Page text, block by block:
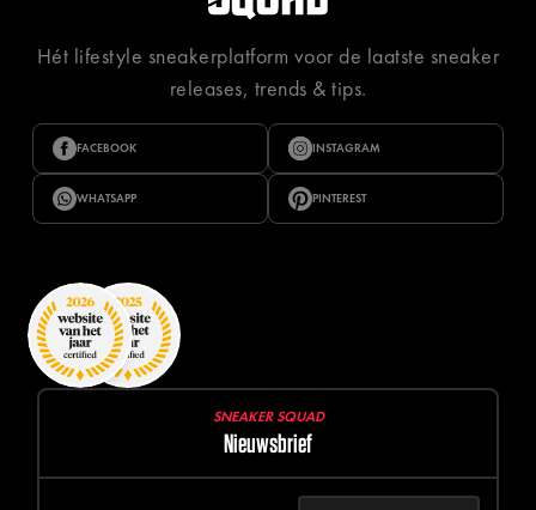
Hét lifestyle sneakerplatform voor de laatste sneaker
releases, trends & tips.
FACEBOOK INSTAGRAM
WHATSAPP PINTEREST
SNEAKER SQUAD
Nieuwsbrief